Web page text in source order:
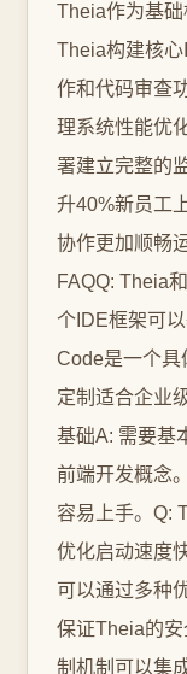
Theia作为基
Theia构建核
作和代码审查
理系统性能优
署建立完整的
升40%新员工
协作更加顺畅
FAQQ: Theia
个IDE框架可
Code是一个具
定制适合企业
基础A: 需要基
前端开发概念
容易上手。Q:
优化启动速度
可以通过多种
保证Theia的
制机制可以集